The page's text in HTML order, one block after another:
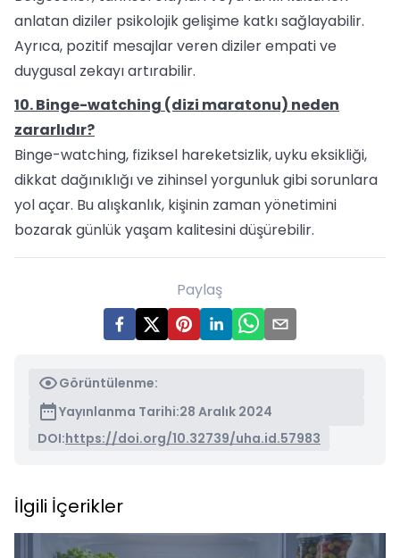
anlatan diziler psikolojik gelişime katkı sağlayabilir.
Ayrıca, pozitif mesajlar veren diziler empati ve
duygusal zekayı artırabilir.
10. Binge-watching (dizi maratonu) neden
zararlıdır?
Binge-watching, fiziksel hareketsizlik, uyku eksikliği,
dikkat dağınıklığı ve zihinsel yorgunluk gibi sorunlara
yol açar. Bu alışkanlık, kişinin zaman yönetimini
bozarak günlük yaşam kalitesini düşürebilir.
Paylaş
Görüntülenme:
Yayınlanma Tarihi:28 Aralık 2024
DOI:https://doi.org/10.32739/uha.id.57983
İlgili İçerikler